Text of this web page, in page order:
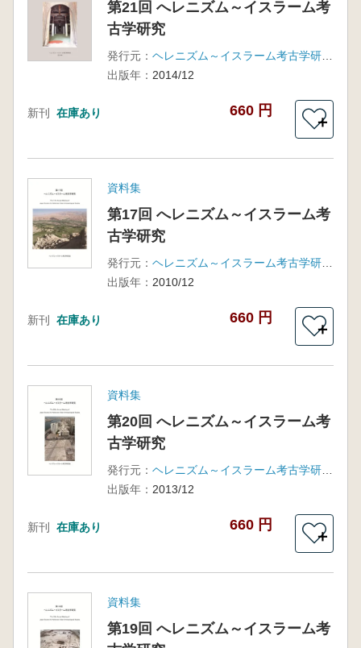
第21回 へレニズム～イスラーム考
古学研究
発行元：
ヘレニズム～イスラーム考古学研究会
出版年： 2014/12
新刊 在庫あり 660 円
＋
資料集
第17回 へレニズム～イスラーム考
古学研究
発行元：
ヘレニズム～イスラーム考古学研究会
出版年： 2010/12
新刊 在庫あり 660 円
＋
資料集
第20回 へレニズム～イスラーム考
古学研究
発行元：
ヘレニズム～イスラーム考古学研究会
出版年： 2013/12
新刊 在庫あり 660 円
＋
資料集
第19回 へレニズム～イスラーム考